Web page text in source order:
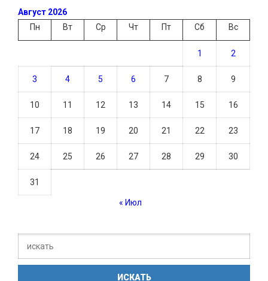
Август 2026
Пн
Вт Ср Чт Пт Сб Вс
1 2
3 4 5 6 7 8 9
10 11 12 13 14 15 16
17 18 19 20 21 22 23
24 25 26 27 28 29 30
31
« Июл